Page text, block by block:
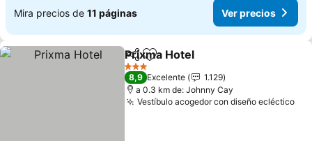
Mira precios de 11 páginas Ver precios
CompartirAgregar a favoritos
Prixma Hotel
3 Estrellas
8,9 Excelente
1.129
a 0.3 km de: Johnny Cay
Vestíbulo acogedor con diseño ecléctico